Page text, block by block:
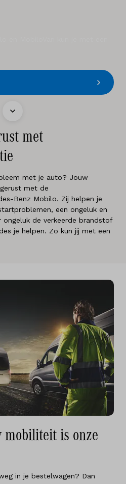
met
met je auto? Jouw
met de
Benz Mobilo. Zij helpen je
een ongeluk en
ongeluk de verkeerde brandstof
je helpen. Zo kun jij met een
mobiliteit is onze
in je bestelwagen? Dan